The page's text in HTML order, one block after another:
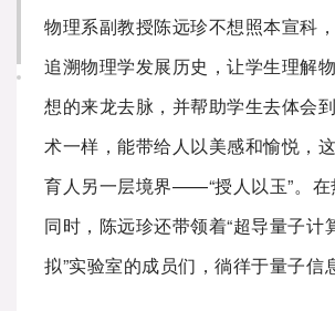
物理系副教授陈远珍不想照本宣科
追溯物理学发展历史，让学生理解
想的来龙去脉，并帮助学生去体会
术一样，能带给人以美感和愉悦，
育人另一层境界——“授人以玉”。在
同时，陈远珍还带领着“超导量子计
拟”实验室的成员们，徜徉于量子信